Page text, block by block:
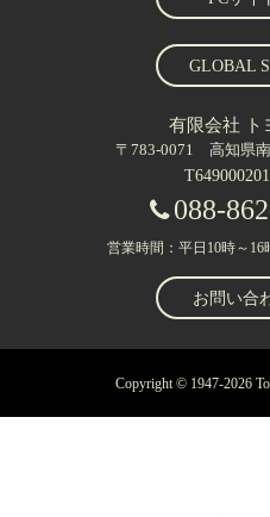
GLOBAL
有限会社 ト
〒783-0071 高知県
088-
営業時間：平日10時～16
お問い合
Copyright © 1947-2026